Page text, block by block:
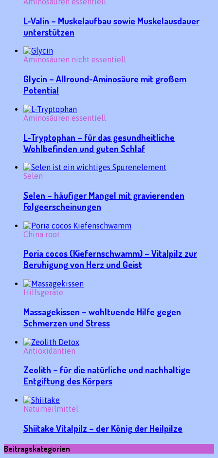
L-Valin – Muskelaufbau sowie Muskelausdauer
unterstützen
Aminosäuren nicht essentiell
Glycin – Allround-Aminosäure mit großem
Potential
Aminosäuren essentiell
L-Tryptophan – für das gesundheitliche
Wohlbefinden und guten Schlaf
Selen
Selen – häufiger Mangel mit gravierenden
Folgeerscheinungen
China root
Poria cocos (Kiefernschwamm) – Vitalpilz zur
Beruhigung von Herz und Geist
Hilfsgeräte
Massagekissen – wohltuende Hilfe gegen
Schmerzen und Stress
Antioxidantien
Zeolith – für die natürliche und nachhaltige
Entgiftung des Körpers
Naturheilmittel
Shiitake Vitalpilz – der König der Heilpilze
Beitragskategorien